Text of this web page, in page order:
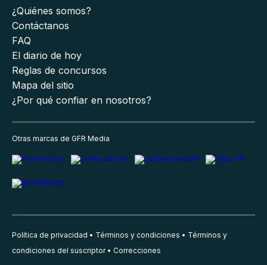
¿Quiénes somos?
Contáctanos
FAQ
El diario de hoy
Reglas de concursos
Mapa del sitio
¿Por qué confiar en nosotros?
Otras marcas de GFR Media
Política de privacidad Términos y condiciones
Términos y
condiciones del suscriptor
Correcciones